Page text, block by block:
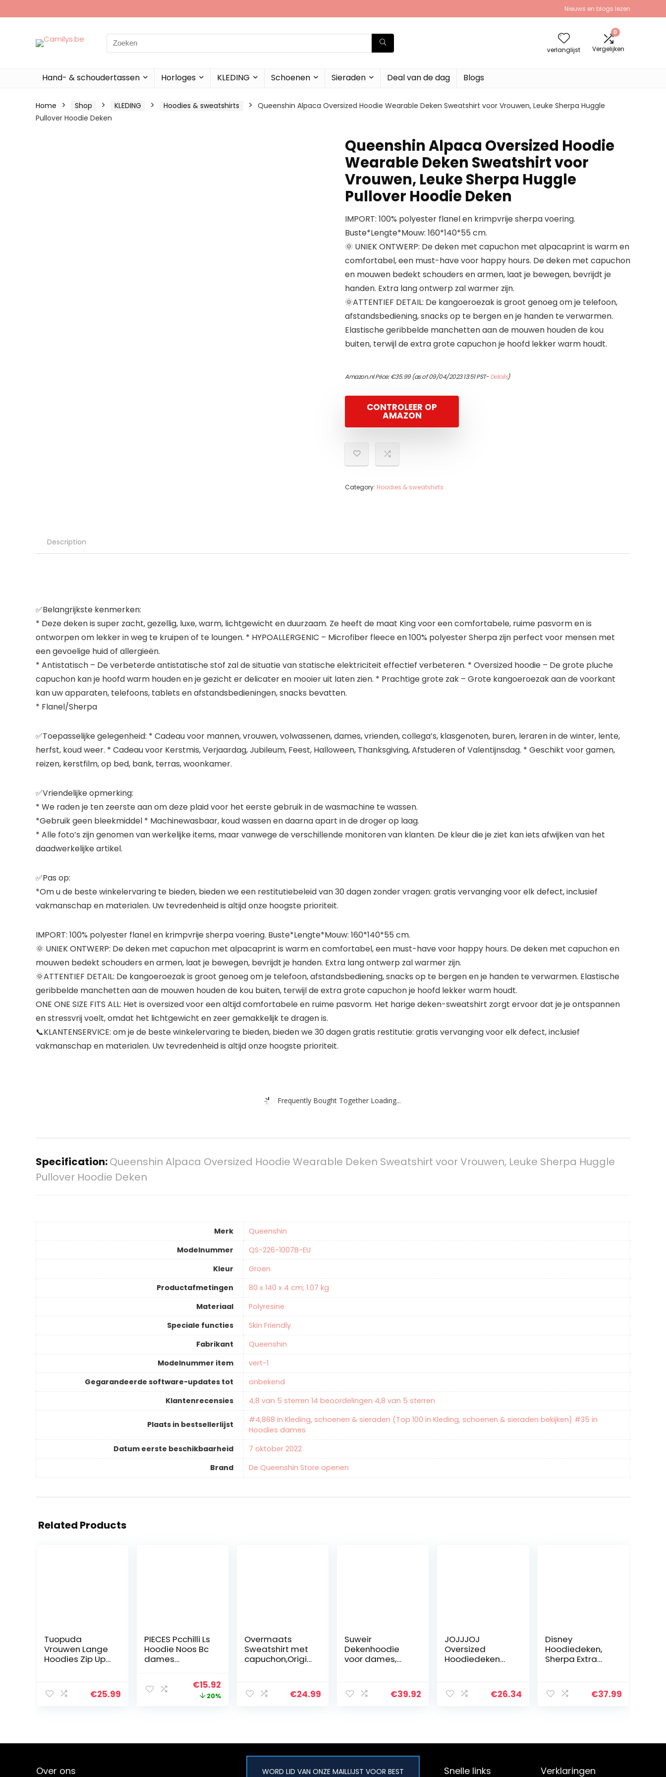
Nieuws en blogs lezen
Search
for:
verlanglijst
0
Vergelijken
Hand- & schoudertassen Horloges KLEDING Schoenen Sieraden Deal van de dag Blogs
Home Shop KLEDING Hoodies & sweatshirts
Queenshin Alpaca Oversized Hoodie Wearable Deken Sweatshirt voor Vrouwen, Leuke Sherpa Huggle
Pullover Hoodie Deken
Queenshin Alpaca Oversized Hoodie
Wearable Deken Sweatshirt voor
Vrouwen, Leuke Sherpa Huggle
Pullover Hoodie Deken
IMPORT: 100% polyester flanel en krimpvrije sherpa voering.
Buste*Lengte*Mouw: 160*140*55 cm.
🌞 UNIEK ONTWERP: De deken met capuchon met alpacaprint is warm en
comfortabel, een must-have voor happy hours. De deken met capuchon
en mouwen bedekt schouders en armen, laat je bewegen, bevrijdt je
handen. Extra lang ontwerp zal warmer zijn.
🌞ATTENTIEF DETAIL: De kangoeroezak is groot genoeg om je telefoon,
afstandsbediening, snacks op te bergen en je handen te verwarmen.
Elastische geribbelde manchetten aan de mouwen houden de kou
buiten, terwijl de extra grote capuchon je hoofd lekker warm houdt.
Amazon.nl Price:€35.99(as of 09/04/2023 13:51 PST-Details)
CONTROLEER OP
AMAZON
Category: Hoodies & sweatshirts
Description
✅Belangrijkste kenmerken:
* Deze deken is super zacht, gezellig, luxe, warm, lichtgewicht en duurzaam. Ze heeft de maat King voor een comfortabele, ruime pasvorm en is
ontworpen om lekker in weg te kruipen of te loungen. * HYPOALLERGENIC – Microfiber fleece en 100% polyester Sherpa zijn perfect voor mensen met
een gevoelige huid of allergieën.
* Antistatisch – De verbeterde antistatische stof zal de situatie van statische elektriciteit effectief verbeteren. * Oversized hoodie – De grote pluche
capuchon kan je hoofd warm houden en je gezicht er delicater en mooier uit laten zien. * Prachtige grote zak – Grote kangoeroezak aan de voorkant
kan uw apparaten, telefoons, tablets en afstandsbedieningen, snacks bevatten.
* Flanel/Sherpa
✅Toepasselijke gelegenheid: * Cadeau voor mannen, vrouwen, volwassenen, dames, vrienden, collega’s, klasgenoten, buren, leraren in de winter, lente,
herfst, koud weer. * Cadeau voor Kerstmis, Verjaardag, Jubileum, Feest, Halloween, Thanksgiving, Afstuderen of Valentijnsdag. * Geschikt voor gamen,
reizen, kerstfilm, op bed, bank, terras, woonkamer.
✅Vriendelijke opmerking:
* We raden je ten zeerste aan om deze plaid voor het eerste gebruik in de wasmachine te wassen. ​
*Gebruik geen bleekmiddel * Machinewasbaar, koud wassen en daarna apart in de droger op laag.
* Alle foto’s zijn genomen van werkelijke items, maar vanwege de verschillende monitoren van klanten. De kleur die je ziet kan iets afwijken van het
daadwerkelijke artikel.
✅Pas op:
*Om u de beste winkelervaring te bieden, bieden we een restitutiebeleid van 30 dagen zonder vragen: gratis vervanging voor elk defect, inclusief
vakmanschap en materialen. Uw tevredenheid is altijd onze hoogste prioriteit.
IMPORT: 100% polyester flanel en krimpvrije sherpa voering. Buste*Lengte*Mouw: 160*140*55 cm.
🌞 UNIEK ONTWERP: De deken met capuchon met alpacaprint is warm en comfortabel, een must-have voor happy hours. De deken met capuchon en
mouwen bedekt schouders en armen, laat je bewegen, bevrijdt je handen. Extra lang ontwerp zal warmer zijn.
🌞ATTENTIEF DETAIL: De kangoeroezak is groot genoeg om je telefoon, afstandsbediening, snacks op te bergen en je handen te verwarmen. Elastische
geribbelde manchetten aan de mouwen houden de kou buiten, terwijl de extra grote capuchon je hoofd lekker warm houdt.
ONE ONE SIZE FITS ALL: Het is oversized voor een altijd comfortabele en ruime pasvorm. Het harige deken-sweatshirt zorgt ervoor dat je je ontspannen
en stressvrij voelt, omdat het lichtgewicht en zeer gemakkelijk te dragen is.
📞KLANTENSERVICE: om je de beste winkelervaring te bieden, bieden we 30 dagen gratis restitutie: gratis vervanging voor elk defect, inclusief
vakmanschap en materialen. Uw tevredenheid is altijd onze hoogste prioriteit.
Frequently Bought Together Loading...
Specification:Queenshin Alpaca Oversized Hoodie Wearable Deken Sweatshirt voor Vrouwen, Leuke Sherpa Huggle
Pullover Hoodie Deken
Merk
‎Queenshin
Modelnummer
‎QS-226-1007B-EU
Kleur
‎Groen
Productafmetingen
‎80 x 140 x 4 cm; 1.07 kg
Materiaal
‎Polyresine
Speciale functies
‎Skin Friendly
Fabrikant
‎Queenshin
Modelnummer item
‎vert-1
Gegarandeerde software-updates tot
‎onbekend
Klantenrecensies
4,8 van 5 sterren 14 beoordelingen 4,8 van 5 sterren
Plaats in bestsellerlijst
#4,868 in Kleding, schoenen & sieraden (Top 100 in Kleding, schoenen & sieraden bekijken) #35 in
Hoodies dames
Datum eerste beschikbaarheid
7 oktober 2022
Brand
De Queenshin Store openen
Related Products
Tuopuda
Vrouwen Lange
Hoodies Zip Up
Dames Fleece
Longline Hoodie
€25.99
PIECES Pcchilli Ls
Hoodie Noos Bc
dames
Original
price
€15.92
price
20%
Overmaats
Sweatshirt met
capuchon,Origin
t,Superzachte
gezellige
€24.99
Suweir
Dekenhoodie
voor dames,
knuffeltrui,
deken, hoodie,
€39.92
JOJJJOJ
Oversized
Hoodiedeken
Sherpa
fleecedeken,
€26.34
Disney
Hoodiedeken,
Sherpa Extra
Eeyore Stitch
Cadeaus
€37.99
Over ons WORD LID VAN ONZE MAILLIJST VOOR BEST Snelle links Verklaringen